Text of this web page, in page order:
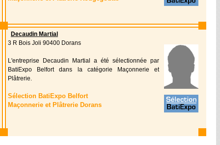
Decaudin Martial
3 R Bois Joli 90400 Dorans
L'entreprise Decaudin Martial a été sélectionnée par
BatiExpo Belfort dans la catégorie Maçonnerie et
Plâtrerie.
Sélection BatiExpo Belfort
Maçonnerie et Plâtrerie Dorans